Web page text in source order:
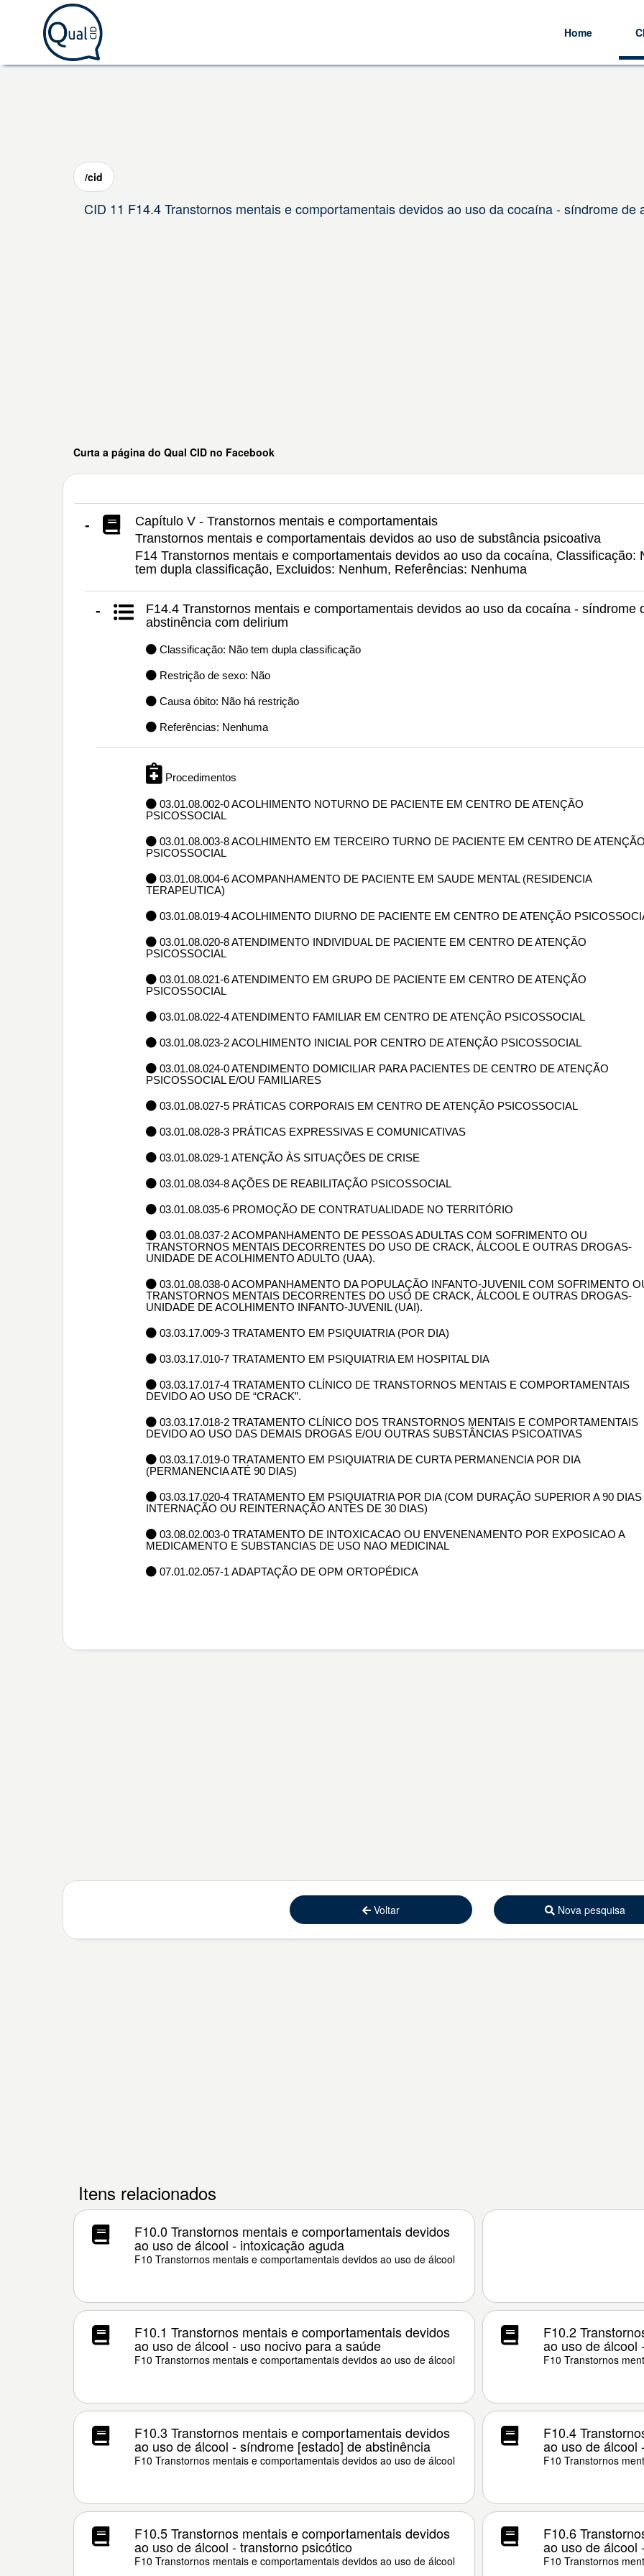
Home
/cid
CID 11 F14.4 Transtornos mentais e comportamentais devidos ao uso da cocaína - síndrome
Curta a página do Qual CID no Facebook
-
Capítulo V - Transtornos mentais e comportamentais
Transtornos mentais e comportamentais devidos ao uso de substância psicoativa
F14 Transtornos mentais e comportamentais devidos ao uso da cocaína, Classificação:
tem dupla classificação, Excluidos: Nenhum, Referências: Nenhuma
-
F14.4 Transtornos mentais e comportamentais devidos ao uso da cocaína - síndrome
abstinência com delirium
Classificação: Não tem dupla classificação
Restrição de sexo: Não
Causa óbito: Não há restrição
Referências: Nenhuma
Procedimentos
03.01.08.002-0 ACOLHIMENTO NOTURNO DE PACIENTE EM CENTRO DE ATENÇÃO
PSICOSSOCIAL
03.01.08.003-8 ACOLHIMENTO EM TERCEIRO TURNO DE PACIENTE EM CENTRO DE
PSICOSSOCIAL
03.01.08.004-6 ACOMPANHAMENTO DE PACIENTE EM SAUDE MENTAL (RESIDENCIA
TERAPEUTICA)
03.01.08.019-4 ACOLHIMENTO DIURNO DE PACIENTE EM CENTRO DE ATENÇÃO
03.01.08.020-8 ATENDIMENTO INDIVIDUAL DE PACIENTE EM CENTRO DE ATENÇÃO
PSICOSSOCIAL
03.01.08.021-6 ATENDIMENTO EM GRUPO DE PACIENTE EM CENTRO DE ATENÇÃO
PSICOSSOCIAL
03.01.08.022-4 ATENDIMENTO FAMILIAR EM CENTRO DE ATENÇÃO PSICOSSOCIAL
03.01.08.023-2 ACOLHIMENTO INICIAL POR CENTRO DE ATENÇÃO PSICOSSOCIAL
03.01.08.024-0 ATENDIMENTO DOMICILIAR PARA PACIENTES DE CENTRO DE ATENÇÃO
PSICOSSOCIAL E/OU FAMILIARES
03.01.08.027-5 PRÁTICAS CORPORAIS EM CENTRO DE ATENÇÃO PSICOSSOCIAL
03.01.08.028-3 PRÁTICAS EXPRESSIVAS E COMUNICATIVAS
03.01.08.029-1 ATENÇÃO ÀS SITUAÇÕES DE CRISE
03.01.08.034-8 AÇÕES DE REABILITAÇÃO PSICOSSOCIAL
03.01.08.035-6 PROMOÇÃO DE CONTRATUALIDADE NO TERRITÓRIO
03.01.08.037-2 ACOMPANHAMENTO DE PESSOAS ADULTAS COM SOFRIMENTO OU
TRANSTORNOS MENTAIS DECORRENTES DO USO DE CRACK, ÁLCOOL E OUTRAS DROGAS-
UNIDADE DE ACOLHIMENTO ADULTO (UAA).
03.01.08.038-0 ACOMPANHAMENTO DA POPULAÇÃO INFANTO-JUVENIL COM SOFRIMENTO
TRANSTORNOS MENTAIS DECORRENTES DO USO DE CRACK, ÁLCOOL E OUTRAS DROGAS-
UNIDADE DE ACOLHIMENTO INFANTO-JUVENIL (UAI).
03.03.17.009-3 TRATAMENTO EM PSIQUIATRIA (POR DIA)
03.03.17.010-7 TRATAMENTO EM PSIQUIATRIA EM HOSPITAL DIA
03.03.17.017-4 TRATAMENTO CLÍNICO DE TRANSTORNOS MENTAIS E COMPORTAMENTAIS
DEVIDO AO USO DE “CRACK”.
03.03.17.018-2 TRATAMENTO CLÍNICO DOS TRANSTORNOS MENTAIS E COMPORTAMENTAIS
DEVIDO AO USO DAS DEMAIS DROGAS E/OU OUTRAS SUBSTÂNCIAS PSICOATIVAS
03.03.17.019-0 TRATAMENTO EM PSIQUIATRIA DE CURTA PERMANENCIA POR DIA
(PERMANENCIA ATÉ 90 DIAS)
03.03.17.020-4 TRATAMENTO EM PSIQUIATRIA POR DIA (COM DURAÇÃO SUPERIOR A 90
INTERNAÇÃO OU REINTERNAÇÃO ANTES DE 30 DIAS)
03.08.02.003-0 TRATAMENTO DE INTOXICACAO OU ENVENENAMENTO POR EXPOSICAO A
MEDICAMENTO E SUBSTANCIAS DE USO NAO MEDICINAL
07.01.02.057-1 ADAPTAÇÃO DE OPM ORTOPÉDICA
Voltar Nova pesquisa
Itens relacionados
F10.0 Transtornos mentais e comportamentais devidos
ao uso de álcool - intoxicação aguda
F10 Transtornos mentais e comportamentais devidos ao uso de álcool
F10.1 Transtornos mentais e comportamentais devidos
ao uso de álcool - uso nocivo para a saúde
F10 Transtornos mentais e comportamentais devidos ao uso de álcool
F10.2
ao uso de álcool
F10 Transtornos
F10.3 Transtornos mentais e comportamentais devidos
ao uso de álcool - síndrome [estado] de abstinência
F10 Transtornos mentais e comportamentais devidos ao uso de álcool
F10.4
ao uso de álcool
F10 Transtornos
F10.5 Transtornos mentais e comportamentais devidos
ao uso de álcool - transtorno psicótico
F10 Transtornos mentais e comportamentais devidos ao uso de álcool
F10.6
ao uso de álcool
F10 Transtornos